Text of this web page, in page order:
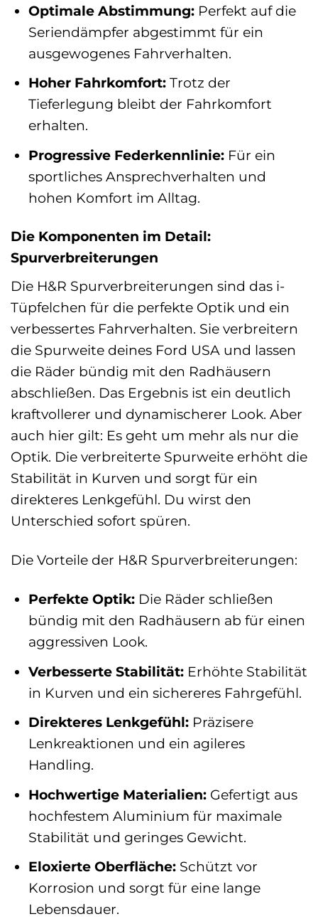
Optimale Abstimmung:Perfekt auf die
Seriendämpfer abgestimmt für ein
ausgewogenes Fahrverhalten.
Hoher Fahrkomfort:Trotz der
Tieferlegung bleibt der Fahrkomfort
erhalten.
Progressive Federkennlinie:Für ein
sportliches Ansprechverhalten und
hohen Komfort im Alltag.
Die Komponenten im Detail:
Spurverbreiterungen
Die H&R Spurverbreiterungen sind das i-
Tüpfelchen für die perfekte Optik und ein
verbessertes Fahrverhalten. Sie verbreitern
die Spurweite deines Ford USA und lassen
die Räder bündig mit den Radhäusern
abschließen. Das Ergebnis ist ein deutlich
kraftvollerer und dynamischerer Look. Aber
auch hier gilt: Es geht um mehr als nur die
Optik. Die verbreiterte Spurweite erhöht die
Stabilität in Kurven und sorgt für ein
direkteres Lenkgefühl. Du wirst den
Unterschied sofort spüren.
Die Vorteile der H&R Spurverbreiterungen:
Perfekte Optik:Die Räder schließen
bündig mit den Radhäusern ab für einen
aggressiven Look.
Verbesserte Stabilität:Erhöhte Stabilität
in Kurven und ein sichereres Fahrgefühl.
Direkteres Lenkgefühl:Präzisere
Lenkreaktionen und ein agileres
Handling.
Hochwertige Materialien:Gefertigt aus
hochfestem Aluminium für maximale
Stabilität und geringes Gewicht.
Eloxierte Oberfläche:Schützt vor
Korrosion und sorgt für eine lange
Lebensdauer.